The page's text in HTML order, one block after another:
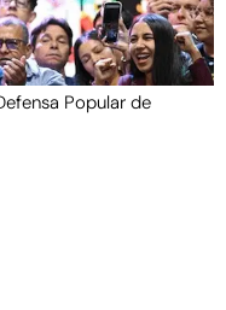
Popular de